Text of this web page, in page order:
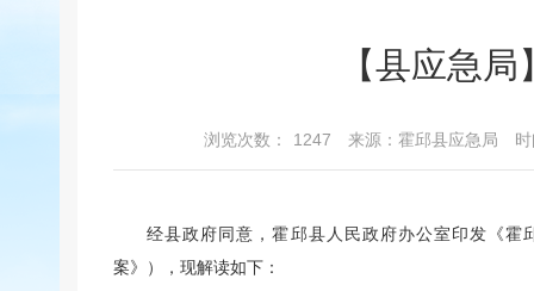
【县应急
浏览次数： 1247 来源：霍邱县应急局
经县政府同意，霍邱县人民政府办公室印发《霍
案》），现解读如下：